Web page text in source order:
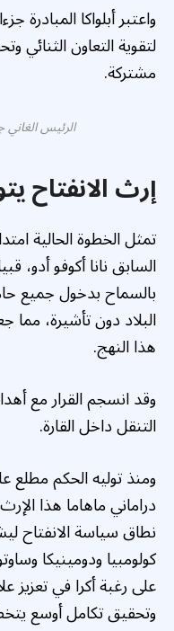
واعتبر أبلواكا المبادرة
لتقوية التعاون الثنائي
مشتركة.
الرئيس الغاني
إرث الانفتاح
تمثل الخطوة الحالية
السابق نانا أكوفو
بالسماح بدخول جميع
البلاد دون تأشيرة،
هذا النهج.
وقد انسجم القرار مع
التنقل داخل القارة.
دراماني ماهاما هذا
نطاق سياسة الانفتاح
كولومبيا ودومينيكا
على رغبة أكرا في تعزيز
وتحقيق تكامل أوسع